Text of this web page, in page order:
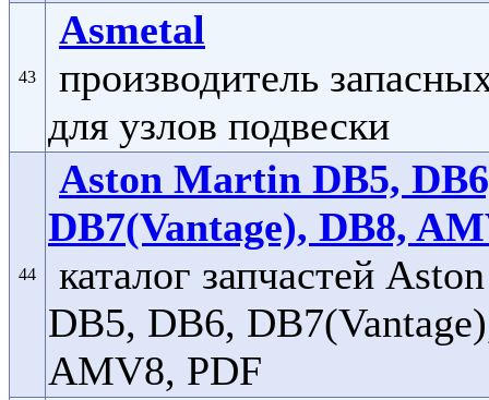
43
Asmetal
производитель
для узлов подвески
44
Aston Martin DB5,
DB7(Vantage), DB8,
каталог запчастей
DB5, DB6,
AMV8, PDF